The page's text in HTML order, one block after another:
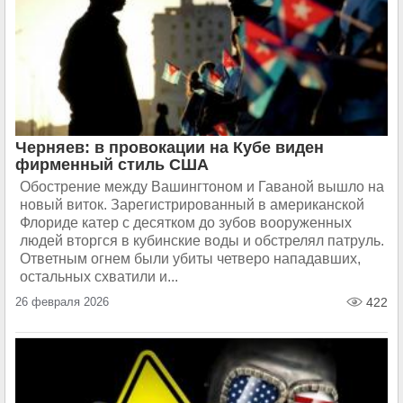
Черняев: в провокации на Кубе виден
фирменный стиль США
Обострение между Вашингтоном и Гаваной вышло на
новый виток. Зарегистрированный в американской
Флориде катер с десятком до зубов вооруженных
людей вторгся в кубинские воды и обстрелял патруль.
Ответным огнем были убиты четверо нападавших,
остальных схватили и...
26 февраля 2026 422